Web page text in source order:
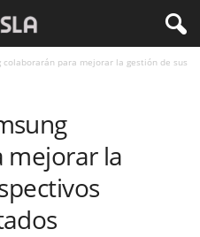
colaborarán para mejorar la gestión de sus
mejorar la